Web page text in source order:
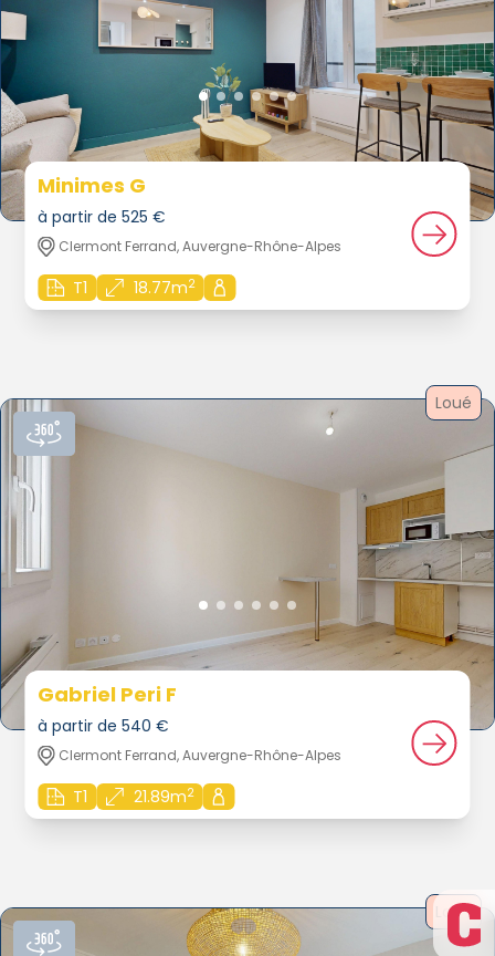
Minimes G
à partir de 525 €
Clermont Ferrand, Auvergne-Rhône-Alpes
T1 18.77m2
Loué
Gabriel Peri F
à partir de 540 €
Clermont Ferrand, Auvergne-Rhône-Alpes
T1 21.89m2
Loué